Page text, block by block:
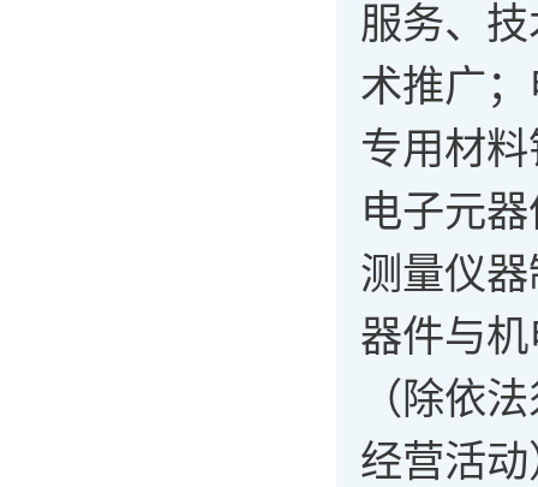
服务、
术推广
专用材
电子元
测量仪
器件与
（除依
经营活动